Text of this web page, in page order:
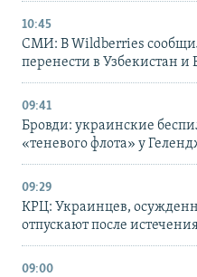
10:45
СМИ: В Wildberries
перенести в Узбекистан и
09:41
Бровди: украинские
«теневого флота» у
09:29
КРЦ: Украинцев,
отпускают после
09:00